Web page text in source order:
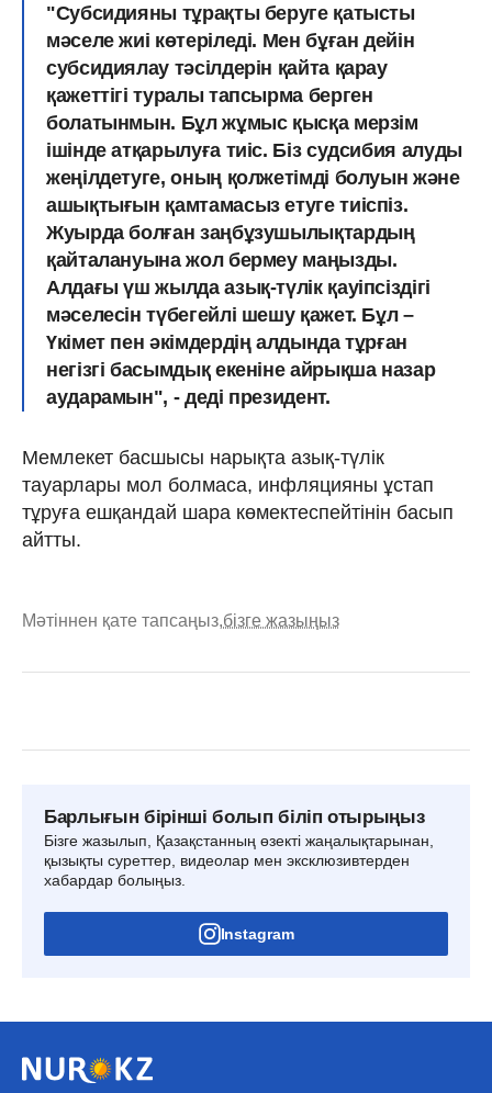
"Субсидияны тұрақты беруге қатысты
мәселе жиі көтеріледі. Мен бұған дейін
субсидиялау тәсілдерін қайта қарау
қажеттігі туралы тапсырма берген
болатынмын. Бұл жұмыс қысқа мерзім
ішінде атқарылуға тиіс. Біз судсибия алуды
жеңілдетуге, оның қолжетімді болуын және
ашықтығын қамтамасыз етуге тиіспіз.
Жуырда болған заңбұзушылықтардың
қайталануына жол бермеу маңызды.
Алдағы үш жылда азық-түлік қауіпсіздігі
мәселесін түбегейлі шешу қажет. Бұл –
Үкімет пен әкімдердің алдында тұрған
негізгі басымдық екеніне айрықша назар
аударамын", - деді президент.
Мемлекет басшысы нарықта азық-түлік
тауарлары мол болмаса, инфляцияны ұстап
тұруға ешқандай шара көмектеспейтінін басып
айтты.
Мәтіннен қате тапсаңыз,бізге жазыңыз
Барлығын бірінші болып біліп отырыңыз
Бізге жазылып, Қазақстанның өзекті жаңалықтарынан,
қызықты суреттер, видеолар мен эксклюзивтерден
хабардар болыңыз.
Instagram